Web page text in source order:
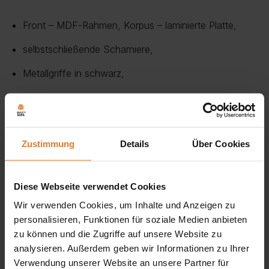
Zustimmung Details Über Cookies
Diese Webseite verwendet Cookies
Wir verwenden Cookies, um Inhalte und Anzeigen zu
personalisieren, Funktionen für soziale Medien anbieten
zu können und die Zugriffe auf unsere Website zu
analysieren. Außerdem geben wir Informationen zu Ihrer
Verwendung unserer Website an unsere Partner für
Front – MDF-Rahmen, Korpus – laminierte Platte,
selbstschließende Scharniere,
Metallgriffe in schwarz,
für Selbstmontage,
Der Preis des Schranks ist ohne die Platte angegeben,
dank der breiten Palette von Provence Schränken
können Sie sich Ihr eigenes perfektes Set
zusammenstellen,
DiePROVENCE Küchenoberschrank-Vitrine 80 cm
verbindetklassische Eleganzmit praktischer